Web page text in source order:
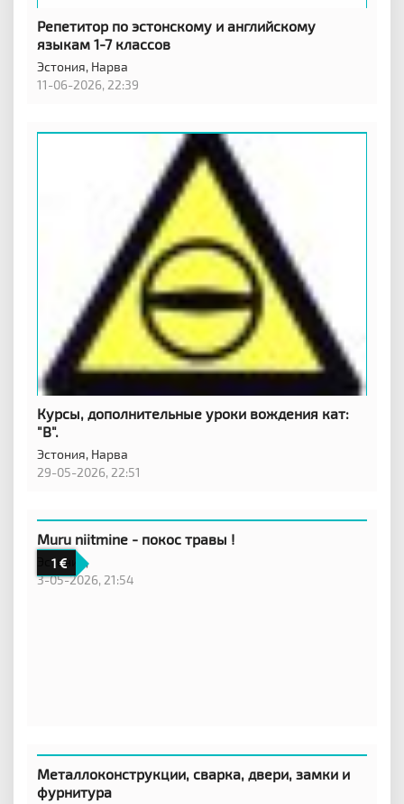
Репетитор по эстонскому и английскому
языкам 1-7 классов
Эстония, Нарва
11-06-2026, 22:39
Курсы, дополнительные уроки вождения кат:
"B".
Эстония, Нарва
29-05-2026, 22:51
1
Muru niitmine - покос травы !
Эстония,
3-05-2026, 21:54
Металлоконструкции, сварка, двери, замки и
фурнитура